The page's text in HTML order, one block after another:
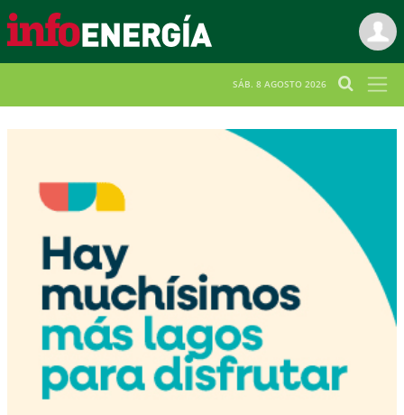
SÁB. 8 AGOSTO 2026